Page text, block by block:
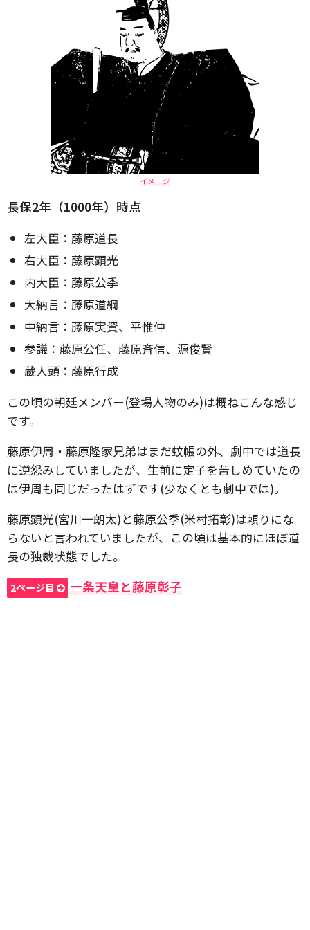
イメージ
長保2年（1000年）時点
左大臣：藤原道長
右大臣：藤原顕光
内大臣：藤原公季
大納言：藤原道綱
中納言：藤原実資、平惟仲
参議：藤原公任、藤原斉信、源俊賢
蔵人頭：藤原行成
この頃の朝廷メンバー(登場人物のみ)は概ねこんな感じ
です。
藤原伊周・藤原隆家兄弟はまだ蚊帳の外、劇中では道長
に逆怨みしていましたが、生前に定子を苦しめていたの
は伊周も同じだったはずです(少なくとも劇中では)。
藤原顕光(宮川一朗太)と藤原公季(米村拓彰)は頼りにな
らないと言われていましたが、この頃は基本的にほぼ道
長の独裁状態でした。
2ページ目 一条天皇と藤原彰子